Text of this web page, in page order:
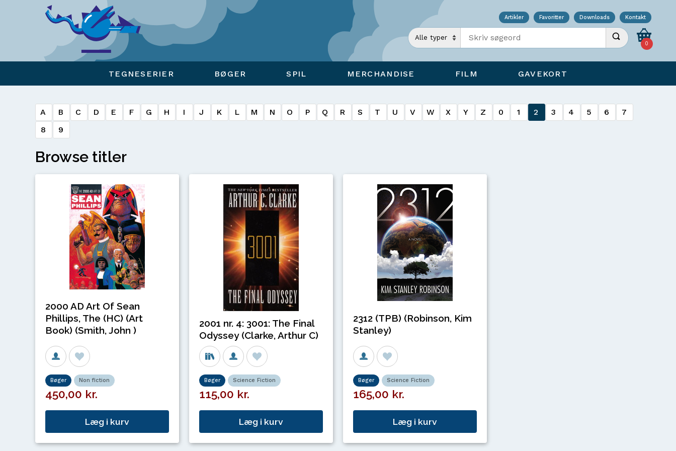
Artikler Favoritter Downloads Kontakt
Indtast søgeord Udfør søgning
0
TEGNESERIER BØGER SPIL MERCHANDISE FILM GAVEKORT
A B C D E F G H I J K L M N O P Q R S T U V W X Y Z 0 1 2 3 4 5 6
7
8
9
Browse titler
2000 AD Art Of Sean
Phillips, The (HC) (Art
Book) (Smith, John )
Bøger Non fiction
450,00 kr.
Læg i kurv
2001 nr. 4: 3001: The Final
Odyssey (Clarke, Arthur C)
Bøger Science Fiction
115,00 kr.
Læg i kurv
2312 (TPB) (Robinson, Kim
Stanley)
Bøger Science Fiction
165,00 kr.
Læg i kurv
Viser overlay for indkøbskurv